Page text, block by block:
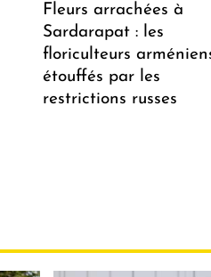
Fleurs arrachées à
Sardarapat : les
floriculteurs
étouffés par les
restrictions russes